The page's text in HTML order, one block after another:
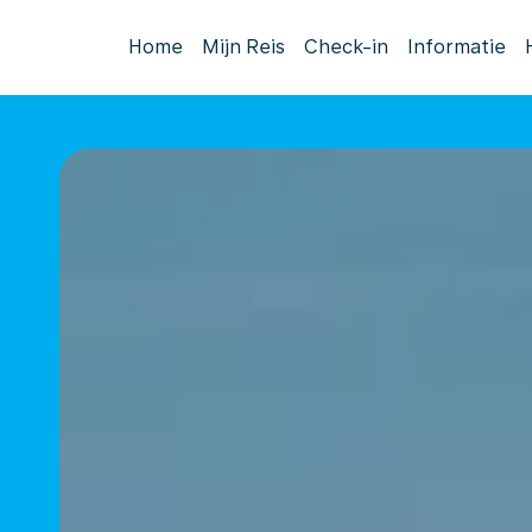
Home Mijn Reis Check-in Informatie